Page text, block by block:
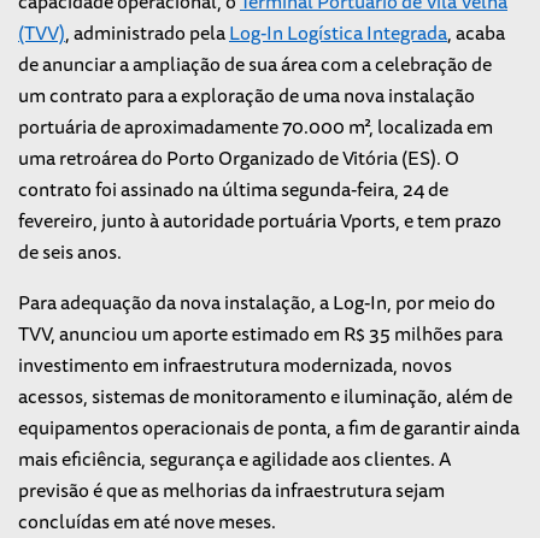
(TVV), administrado pelaLog-In Logística Integrada, acaba
de anunciar a ampliação de sua área com a celebração de
um contrato para a exploração de uma nova instalação
portuária de aproximadamente 70.000 m², localizada em
uma retroárea do Porto Organizado de Vitória (ES). O
contrato foi assinado na última segunda-feira, 24 de
fevereiro, junto à autoridade portuária Vports, e tem prazo
de seis anos.
Para adequação da nova instalação, a Log-In, por meio do
TVV, anunciou um aporte estimado em R$ 35 milhões para
investimento em infraestrutura modernizada, novos
acessos, sistemas de monitoramento e iluminação, além de
equipamentos operacionais de ponta, a fim de garantir ainda
mais eficiência, segurança e agilidade aos clientes. A
previsão é que as melhorias da infraestrutura sejam
concluídas em até nove meses.